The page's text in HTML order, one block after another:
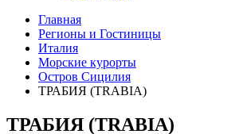
Главная
Регионы и Гостиницы
Италия
Морские курорты
Остров Сицилия
ТРАБИЯ (TRABIA)
ТРАБИЯ (TRABIA)